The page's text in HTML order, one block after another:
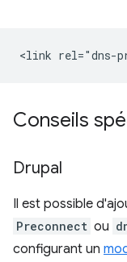
Conseils
Drupal
Il est possible
Preconnect ou
configurant un